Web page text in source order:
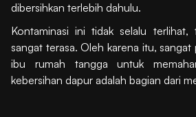
dibersihkan terlebih dahulu.
Kontaminasi ini tidak selalu terlihat,
sangat terasa. Oleh karena itu,
ibu rumah tangga untuk
kebersihan dapur adalah bagian dari